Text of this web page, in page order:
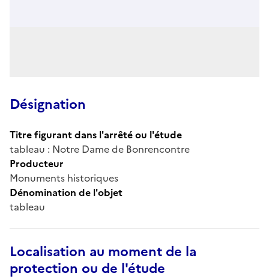
Désignation
Titre figurant dans l'arrêté ou l'étude
tableau : Notre Dame de Bonrencontre
Producteur
Monuments historiques
Dénomination de l'objet
tableau
Localisation au moment de la
protection ou de l'étude